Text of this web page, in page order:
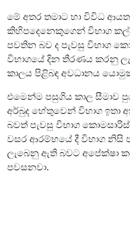
මේ අතර තමාට හා විවිධ
කිහිපදෙනෙකුගෙන් විභාග
පවතින බව ද පැවසු විභාග
විභාගයේ දින තීරණය කරනු
කාලය පිළිබඳ අවධානය
එමෙන්ම පසුගිය කාල සීමාව
අර්බුද හේතුවෙන් විභාග ඉතා
බවත් පැවසු විභාග
වසර ආරම්භයේ දී විභාග නිසි
ලැබෙනු ඇති බවට අපේක්ෂා
පවසනවා.